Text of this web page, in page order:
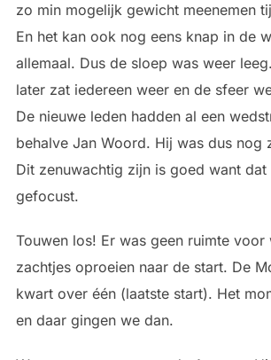
zo min mogelijk gewicht meenemen
En het kan ook nog eens knap in de
allemaal. Dus de sloep was weer
later zat iedereen weer en de sfeer
De nieuwe leden hadden al een
behalve Jan Woord. Hij was dus nog
Dit zenuwachtig zijn is goed want dat
gefocust.
Touwen los! Er was geen ruimte voor
zachtjes oproeien naar de start. De
kwart over één (laatste start). Het
en daar gingen we dan.